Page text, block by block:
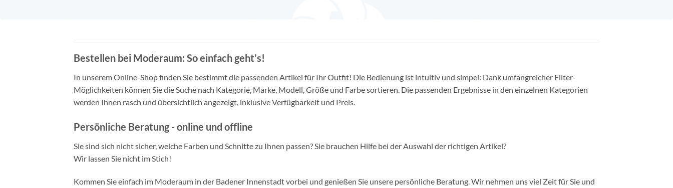
Bestellen bei Moderaum: So einfach geht’s!
In unserem Online-Shop finden Sie bestimmt die passenden Artikel für Ihr Outfit! Die Bedienung ist intuitiv und simpel: Dank umfangreicher Filter-
Möglichkeiten können Sie die Suche nach Kategorie, Marke, Modell, Größe und Farbe sortieren. Die passenden Ergebnisse in den einzelnen Kategorien
werden Ihnen rasch und übersichtlich angezeigt, inklusive Verfügbarkeit und Preis.
Persönliche Beratung - online und offline
Sie sind sich nicht sicher, welche Farben und Schnitte zu Ihnen passen? Sie brauchen Hilfe bei der Auswahl der richtigen Artikel?
Wir lassen Sie nicht im Stich!
Kommen Sie einfach im Moderaum in der Badener Innenstadt vorbei und genießen Sie unsere persönliche Beratung. Wir nehmen uns viel Zeit für Sie und